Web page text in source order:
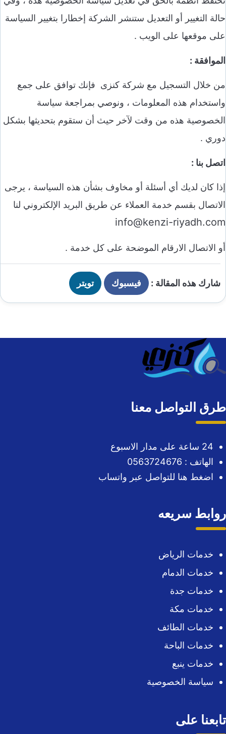
حالة التغيير أو التعديل ستنشر الشركة إخطارا بتغيير السياسة
على موقعها على الويب .
الموافقة :
من خلال التسجيل مع شركة كنزى فإنك توافق على جمع
واستخدام هذه المعلومات ، ونوصي بمراجعة سياسة
الخصوصية هذه من وقت لآخر حيث أن ستقوم بتحديثها بشكل
دوري .
اتصل بنا :
إذا كان لديك أي أسئلة أو مخاوف بشأن هذه السياسة ، يرجى
الاتصال بقسم خدمة العملاء عن طريق البريد الإلكتروني لنا
info@kenzi-riyadh.com
أو الاتصال الارقام الموضحة على كل خدمة .
شارك هذه المقالة : فيسبوك تويتر
طرق التواصل معنا
24 ساعة على مدار الاسبوع
الهاتف : 0563724676
اضغط هنا للتواصل عبر واتساب
روابط سريعه
خدمات الرياض
خدمات الدمام
خدمات جدة
خدمات مكة
خدمات الطائف
خدمات الباحة
خدمات ينبع
سياسة الخصوصية
تابعنا على